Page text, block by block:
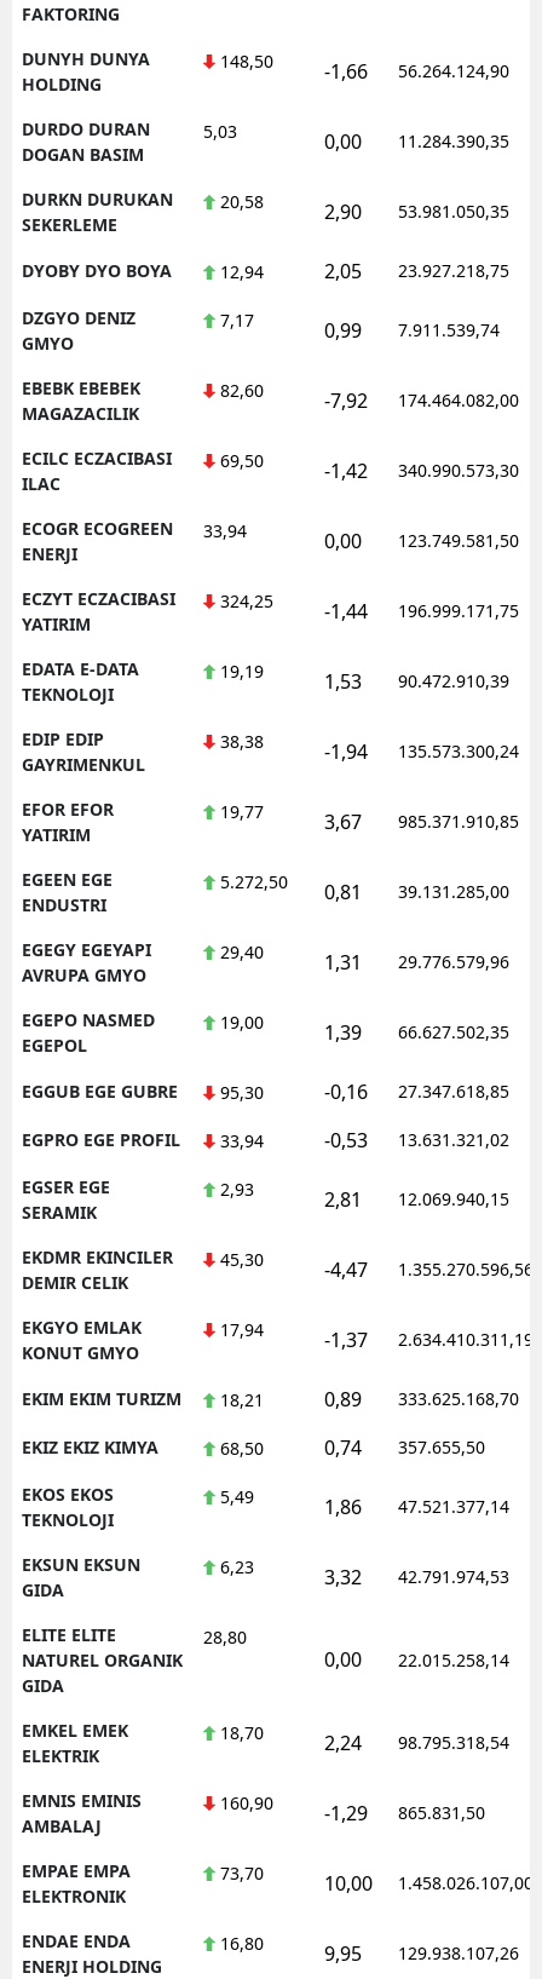
FAKTORING
DUNYH DUNYA
HOLDING
148,50 -1,66 56.264.124,90
DURDO DURAN
DOGAN BASIM
5,03 0,00 11.284.390,35
DURKN DURUKAN
SEKERLEME
20,58 2,90 53.981.050,35
DYOBY DYO BOYA 12,94 2,05 23.927.218,75
DZGYO DENIZ
GMYO
7,17 0,99 7.911.539,74
EBEBK EBEBEK
MAGAZACILIK
82,60 -7,92 174.464.082,00
ECILC ECZACIBASI
ILAC
69,50 -1,42 340.990.573,30
ECOGR ECOGREEN
ENERJI
33,94 0,00 123.749.581,50
ECZYT ECZACIBASI
YATIRIM
324,25 -1,44 196.999.171,75
EDATA E-DATA
TEKNOLOJI
19,19 1,53 90.472.910,39
EDIP EDIP
GAYRIMENKUL
38,38 -1,94 135.573.300,24
EFOR EFOR
YATIRIM
19,77 3,67 985.371.910,85
EGEEN EGE
ENDUSTRI
5.272,50 0,81 39.131.285,00
EGEGY EGEYAPI
AVRUPA GMYO
29,40 1,31 29.776.579,96
EGEPO NASMED
EGEPOL
19,00 1,39 66.627.502,35
EGGUB EGE GUBRE 95,30 -0,16 27.347.618,85
EGPRO EGE PROFIL 33,94 -0,53 13.631.321,02
EGSER EGE
SERAMIK
2,93 2,81 12.069.940,15
EKDMR EKINCILER
DEMIR CELIK
45,30 -4,47 1.355.270.596,56
EKGYO EMLAK
KONUT GMYO
17,94 -1,37 2.634.410.311,19
EKIM EKIM TURIZM 18,21 0,89 333.625.168,70
EKIZ EKIZ KIMYA 68,50 0,74 357.655,50
EKOS EKOS
TEKNOLOJI
5,49 1,86 47.521.377,14
EKSUN EKSUN
GIDA
6,23 3,32 42.791.974,53
ELITE ELITE
NATUREL ORGANIK
GIDA
28,80
0,00 22.015.258,14
EMKEL EMEK
ELEKTRIK
18,70 2,24 98.795.318,54
EMNIS EMINIS
AMBALAJ
160,90 -1,29 865.831,50
EMPAE EMPA
ELEKTRONIK
73,70 10,00 1.458.026.107,00
ENDAE ENDA
ENERJI HOLDING
16,80 9,95 129.938.107,26